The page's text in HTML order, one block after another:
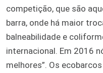
competição, que são
barra, onde há maior
balneabilidade e
internacional. Em 2016
melhores”. Os